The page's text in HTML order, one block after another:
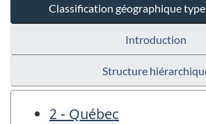
Classification géographique
Introduction
Structure
2 - Québec